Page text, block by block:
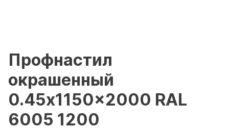
Профнастил
окрашенный
0.45x1150x2000 RAL
6005 1200